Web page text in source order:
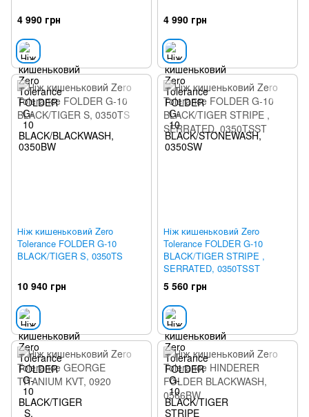
4 990 грн 4 990 грн
Ніж кишеньковий Zero
Tolerance FOLDER G-10
BLACK/TIGER S, 0350TS
10 940 грн
Ніж кишеньковий Zero
Tolerance FOLDER G-10
BLACK/TIGER STRIPE ,
SERRATED, 0350TSST
5 560 грн